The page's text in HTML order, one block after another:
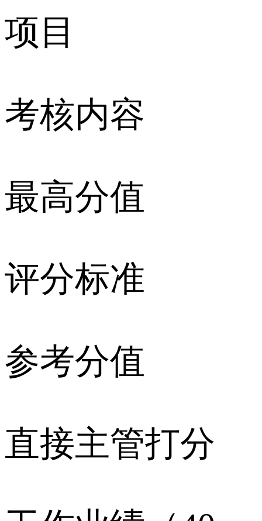
项目
考核内容
最高分值
评分标准
参考分值
直接主管打分